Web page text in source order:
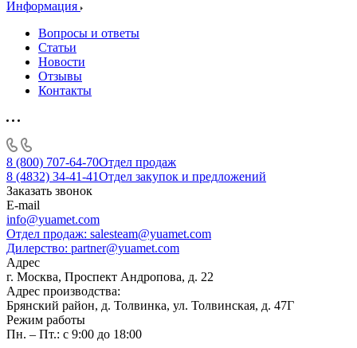
Информация
Вопросы и ответы
Статьи
Новости
Отзывы
Контакты
8 (800) 707-64-70Отдел продаж
8 (4832) 34-41-41Отдел закупок и предложений
Заказать звонок
E-mail
info@yuamet.com
Отдел продаж: salesteam@yuamet.com
Дилерство: partner@yuamet.com
Адрес
г. Москва, Проспект Андропова, д. 22
Адрес производства:
Брянский район, д. Толвинка, ул. Толвинская, д. 47Г
Режим работы
Пн. – Пт.: с 9:00 до 18:00